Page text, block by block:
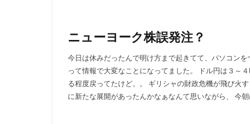
ニューヨーク株誤発注？
今日は休みだったんで明け方まで起きてて、パソコン
って情報で大変なことになってました。 ドル円は３～
る程度戻ってたけど。。 ギリシャの財政危機が飛び火
に新たな展開があったんかなぁなんて思いながら、 今